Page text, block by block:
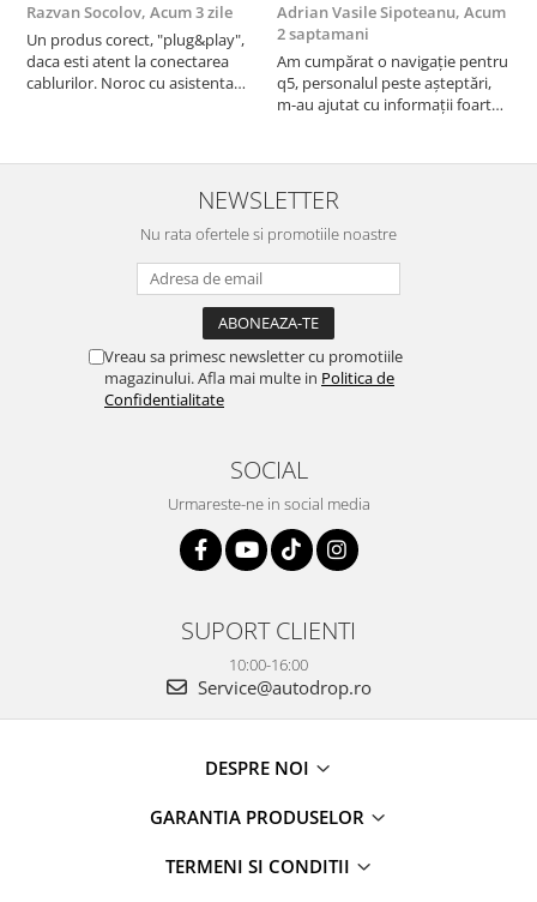
Razvan Socolov, Acum 3 zile
Un produs corect, "plug&play",
daca esti atent la conectarea
cablurilor. Noroc cu asistenta
atras atentia ca nu era conectat
cablul de video de la camera
Adrian Vasile Sipoteanu, Acum
2 saptamani
Am cumpărat o navigație pentru
q5, personalul peste așteptări,
m-au ajutat cu informații foarte
serviabili, livrare rapidă, suport
tehnic, totul impecabil, o să revin
la ei și pentru vi...
NEWSLETTER
Nu rata ofertele si promotiile noastre
Vreau sa primesc newsletter cu promotiile
magazinului. Afla mai multe in Politica de
Confidentialitate
SOCIAL
Urmareste-ne in social media
SUPORT CLIENTI
10:00-16:00
Service@autodrop.ro
DESPRE NOI
GARANTIA PRODUSELOR
TERMENI SI CONDITII